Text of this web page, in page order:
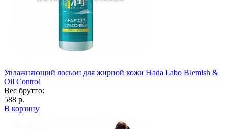
Увлажняющий лосьон для жирной кожи Hada Labo Blemish &
Oil Control
Вес брутто:
588 р.
В корзину